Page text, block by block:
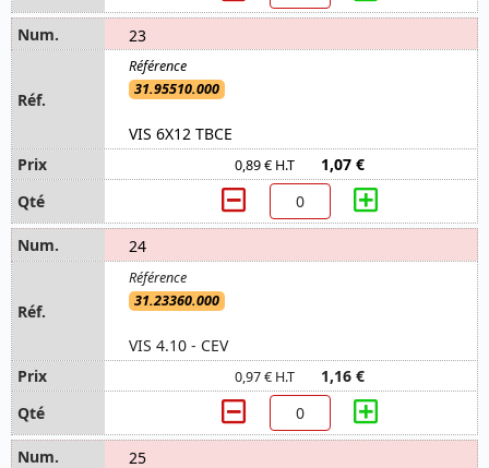
23
31.95510.000
VIS 6X12 TBCE
0,89 € H.T 1,07 €
24
31.23360.000
VIS 4.10 - CEV
0,97 € H.T 1,16 €
25